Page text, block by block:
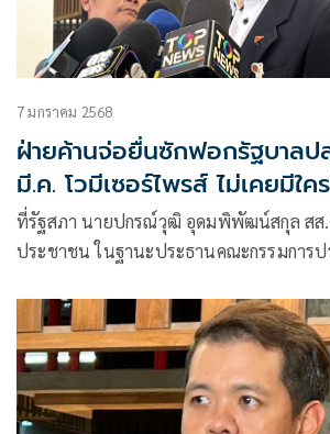
7 มกราคม 2568
ฝ่ายค้านจ่อยื่นซักฟอกรัฐบาลป
มี.ค. โวมีเซอร์ไพรส์ ไม่เคยมีใ
ที่รัฐสภา นายปกรณ์วุฒิ อุดมพิพัฒน์สกุล สส
ประชาชน ในฐานะประธานคณะกรรมการ